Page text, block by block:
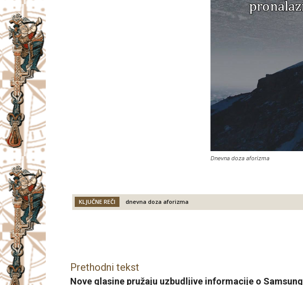
Dnevna doza aforizma
KLJUČNE REČI dnevna doza aforizma
Prethodni tekst
Nove glasine pružaju uzbudljive informacije o Samsung